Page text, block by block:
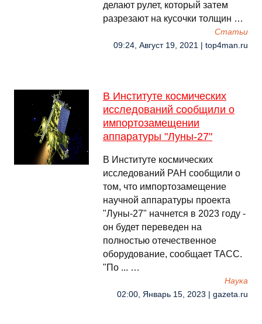
делают рулет, который затем
разрезают на кусочки толщин …
Cтатьи
09:24, Август 19, 2021 | top4man.ru
В Институте космических
исследований сообщили о
импортозамещении
аппаратуры "Луны-27"
В Институте космических
исследований РАН сообщили о
том, что импортозамещение
научной аппаратуры проекта
"Луны-27" начнется в 2023 году -
он будет переведен на
полностью отечественное
оборудование, сообщает ТАСС.
"По ... …
Наука
02:00, Январь 15, 2023 | gazeta.ru